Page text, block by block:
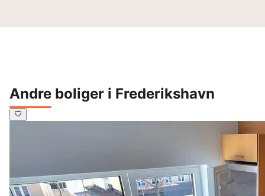
Andre boliger i Frederikshavn